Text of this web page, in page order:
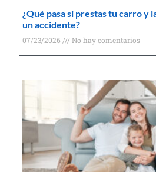
¿Qué pasa si prestas tu carro y
un accidente?
07/23/2026 No hay comentarios